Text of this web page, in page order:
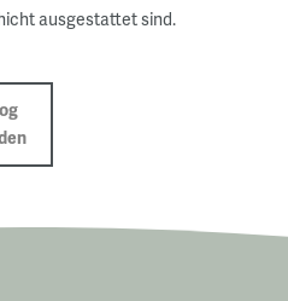
ausgestattet sind.